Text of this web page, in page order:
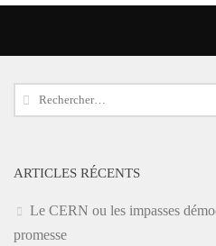
Rechercher :
ARTICLES RÉCENTS
Le CERN ou les impasses
promesse